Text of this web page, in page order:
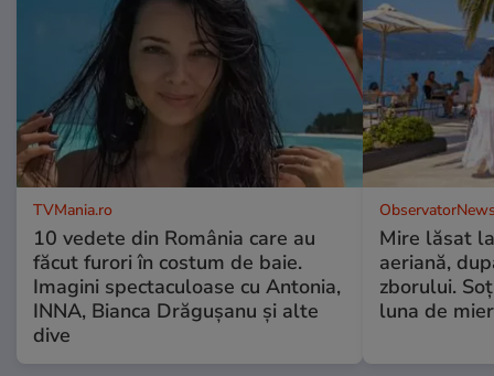
TVMania.ro
10 vedete din România care au
făcut furori în costum de baie.
Imagini spectaculoase cu Antonia,
INNA, Bianca Drăgușanu și alte
dive
Mire lăsat
aeriană,
zborului.
luna de